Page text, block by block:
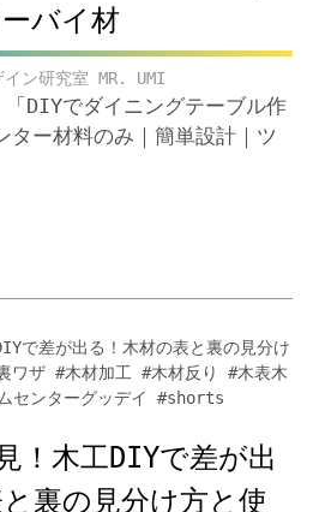
バイ材
イン研究室 MR. UMI
DIYでダイニングテーブル作
ター材料のみ｜簡単設計｜ツ
！木工DIYで差が出
裏の見分け方と使